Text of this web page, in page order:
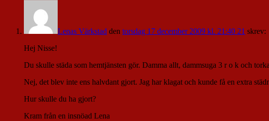
Lenas Värkstad den torsdag 17 december 2009 kl. 21:40 21 skrev:
Hej Nisse!
Du skulle städa som hemtjänsten gör. Damma allt, dammsuga 3 r o k och
Nej, det blev inte ens halvdant gjort. Jag har klagat och kunde få en extra
Hur skulle du ha gjort?
Kram från en insnöad Lena